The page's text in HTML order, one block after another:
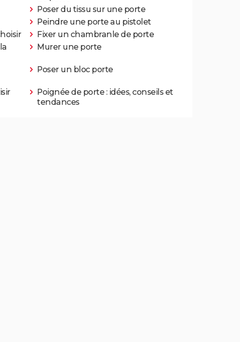
Poser du tissu sur une porte
Peindre une porte au pistolet
Fixer un chambranle de porte
Murer une porte
Poser un bloc porte
Poignée de porte : idées, conseils et
tendances